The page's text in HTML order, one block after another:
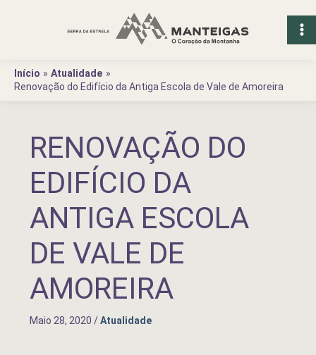
Início
Atualidade
Renovação do Edifício da Antiga Escola de Vale de Amoreira
RENOVAÇÃO DO
EDIFÍCIO DA
ANTIGA ESCOLA
DE VALE DE
AMOREIRA
Maio 28, 2020 /Atualidade